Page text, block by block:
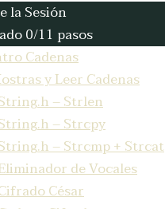
la Sesión
0/11 pasos
Cadenas
y Leer Cadenas
– Strlen
– Strcpy
– Strcmp + Strcat
de Vocales
César